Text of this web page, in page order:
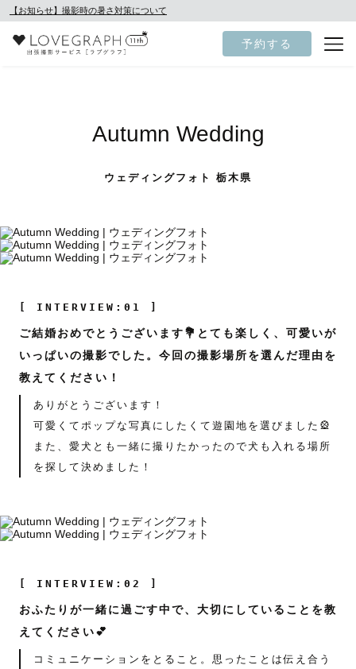
【お知らせ】撮影時の暑さ対策について
予約する
Autumn Wedding
ウェディングフォト 栃木県
[ INTERVIEW:01 ]
ご結婚おめでとうございます💐とても楽しく、可愛いが
いっぱいの撮影でした。今回の撮影場所を選んだ理由を
教えてください！
ありがとうございます！
可愛くてポップな写真にしたくて遊園地を選びました🎡
また、愛犬とも一緒に撮りたかったので犬も入れる場所
を探して決めました！
[ INTERVIEW:02 ]
おふたりが一緒に過ごす中で、大切にしていることを教
えてください💕
コミュニケーションをとること。思ったことは伝え合う